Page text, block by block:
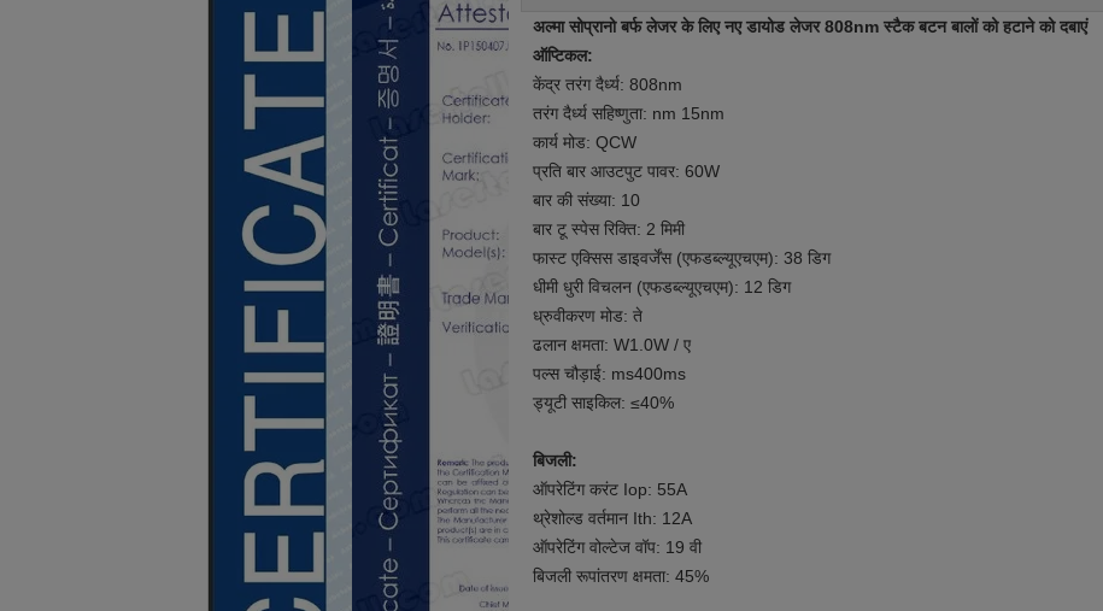
अल्मा सोप्रानो बर्फ लेजर के लिए नए डायोड लेजर 808nm स्टैक बटन बालों को हटाने को दबाएं
ऑप्टिकल:
केंद्र तरंग दैर्ध्य: 808nm
तरंग दैर्ध्य सहिष्णुता: nm 15nm
कार्य मोड: QCW
प्रति बार आउटपुट पावर: 60W
बार की संख्या: 10
बार टू स्पेस रिक्ति: 2 मिमी
फास्ट एक्सिस डाइवर्जेंस (एफडब्ल्यूएचएम): 38 डिग
धीमी धुरी विचलन (एफडब्ल्यूएचएम): 12 डिग
ध्रुवीकरण मोड: ते
ढलान क्षमता: W1.0W / ए
पल्स चौड़ाई: ms400ms
ड्यूटी साइकिल: ≤40%
बिजली:
ऑपरेटिंग करंट Iop: 55A
थ्रेशोल्ड वर्तमान Ith: 12A
ऑपरेटिंग वोल्टेज वॉप: 19 वी
बिजली रूपांतरण क्षमता: 45%